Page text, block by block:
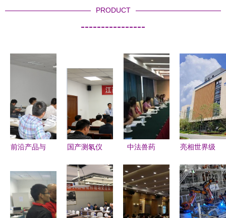
PRODUCT
----------------
前沿产品与
析 安东帕
先进纳米压
痕技术交流
国产测氡仪
技术发展、
应用与交流
展望
中法兽药
交流研讨会
在京成功举
行，共促产
亮相世界级
信量子集
团“量”点纷
呈促技术交